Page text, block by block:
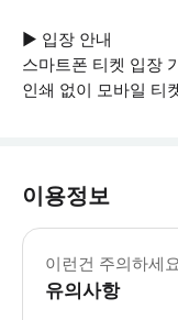
▶ 입장 안내
스마트폰 티켓 입장
인쇄 없이 모바일 티
이용정보
이런건 주의하세
유의사항